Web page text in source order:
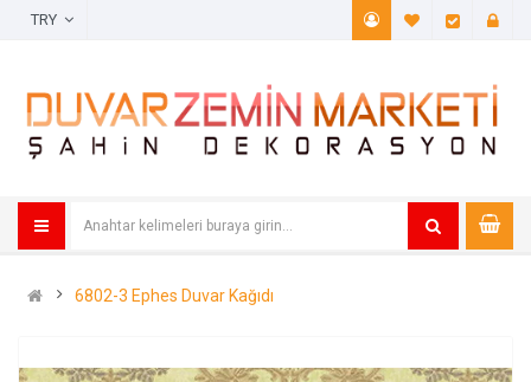
A. Listem
6802-3 Ephes Duvar Kağıdı